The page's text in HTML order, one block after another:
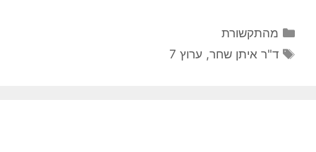
מהתקשורת
ד"ר איתן שחר, ערוץ 7